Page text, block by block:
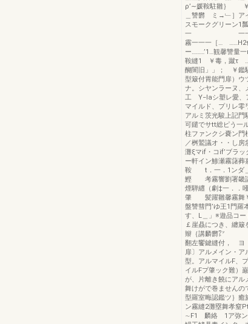
ρ’∼媛鞍駐雛｝ ￥
＿讐欝 ミ→﹂］ア
スモークグリーン
一 一一 フ
霧一一一［… ……H2
ー………’1…観馨讐量
鞍縫1 ￥毒，
醐闇旧」」；
型簸付胃能門扉）ウ
ナ。シヤンラーヌ
工 Y−laシ塑レ愛、
マイルド、プリレ零
アルミ茨光駿上記
可鑓でサtt総ピう一
柱ファンクシ嚢ン門
／桝鷲議オ・・し
灘ξマif・コif’ブ
ー軒イン
鞍 t．一．1ンダ＿
鰹 考霧響劉署畿講
煙騨纒（劇‡一．．
肇 髪躍雛馨霧舞￥
盤讐彗門’ゆ王1門羅
す、L＿」※遊品コ
￡崖贔につき、纏
辮｛講麟欝㍗ 片
翻左饗鍵縫付， ヨ
扉〕アルメイン・
型。アルマイルF、
イルFプ肇ック難）
が、片離き饒にアル
舞けがで巻ませんの
型羅室晦認
ン霧縫2灘塁舞
∼F1 麟絡 1ア弥